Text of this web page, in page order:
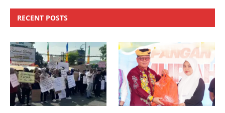
RECENT POSTS